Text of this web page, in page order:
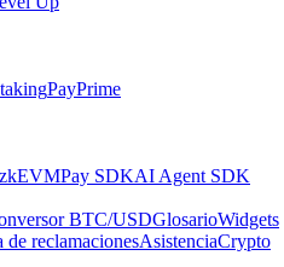
PayPrime
Pay SDKAI Agent SDK
BTC/USDGlosarioWidgets
de reclamacionesAsistenciaCrypto